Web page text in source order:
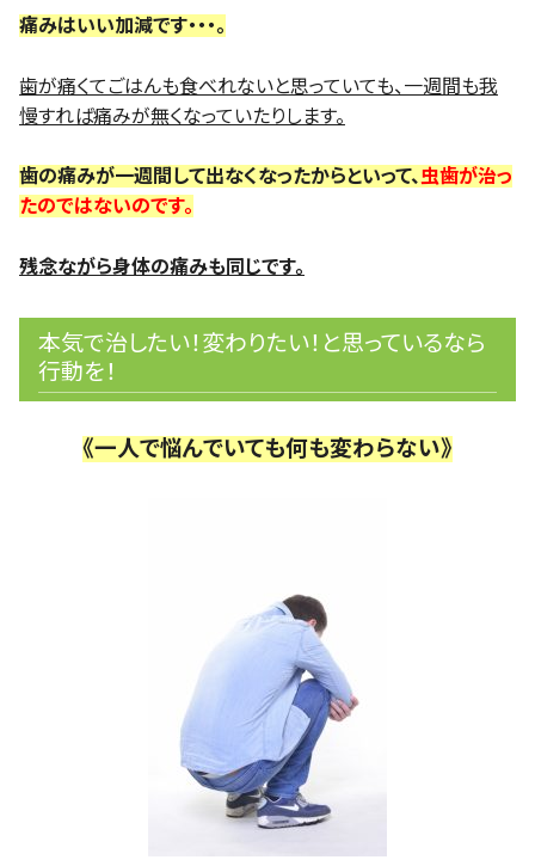
痛みはいい加減です・・・。
歯が痛くてごはんも食べれないと思っていても、一週間も我
慢すれば痛みが無くなっていたりします。
歯の痛みが一週間して出なくなったからといって、虫歯が治っ
たのではないのです。
残念ながら身体の痛みも同じです。
本気で治したい！変わりたい！と思っているなら
行動を！
《一人で悩んでいても何も変わらない》